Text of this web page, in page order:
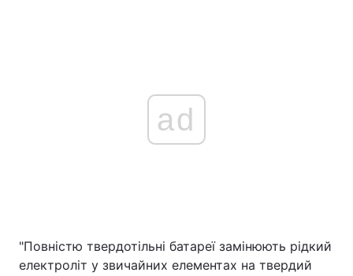
ad
"Повністю твердотільні батареї замінюють рідкий
електроліт у звичайних елементах на твердий